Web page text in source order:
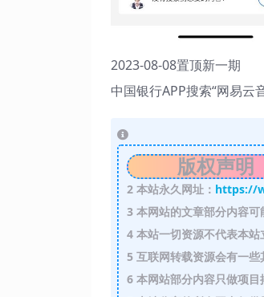
2023-08-08置顶新一期
中国银行APP搜索“网易云
版权声明
2本站永久网址： https://
3本网站的文章部分内容可
4本站一切资源不代表本站
5互联网转载资源会有一些
6本网站部分内容只做项目